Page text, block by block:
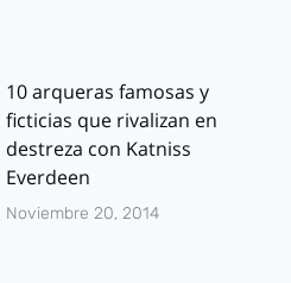
10 arqueras famosas y
ficticias que rivalizan en
destreza con Katniss
Everdeen
Noviembre 20, 2014